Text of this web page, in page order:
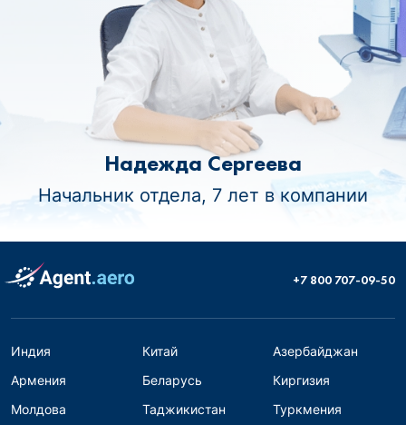
Надежда Сергеева
Начальник отдела, 7 лет в компании
+7 800 707-09-50
Индия Китай
Азербайджан
Армения
Беларусь
Киргизия
Молдова
Таджикистан
Туркмения